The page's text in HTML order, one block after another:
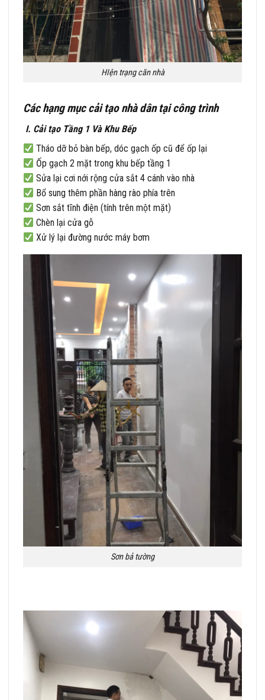
HIện trạng căn nhà
Các hạng mục cải tạo nhà dân tại công trình
I. Cải tạo Tầng 1 Và Khu Bếp
Tháo dỡ bỏ bàn bếp, dóc gạch ốp cũ để ốp lại
Ốp gạch 2 mặt trong khu bếp tầng 1
Sửa lại cơi nới rộng cửa sắt 4 cánh vào nhà
Bổ sung thêm phần hàng rào phía trên
Sơn sắt tĩnh điện (tính trên một mặt)
Chèn lại cửa gỗ
Xử lý lại đường nước máy bơm
Sơn bả tường